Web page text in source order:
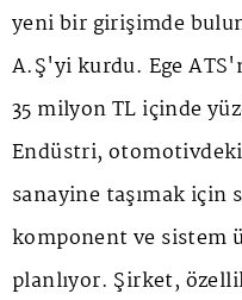
yeni bir girişimde
A.Ş'yi kurdu. Ege
35 milyon TL içinde
Endüstri, otomotivdeki
sanayine taşımak için
komponent ve sistem
planlıyor. Şirket,